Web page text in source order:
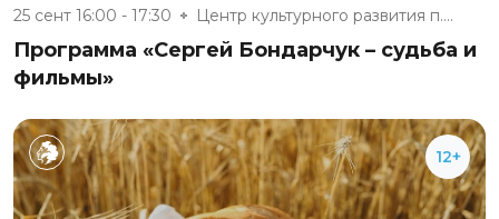
25 сент 16:00 - 17:30 Центр культурного развития п....
Программа «Сергей Бондарчук – судьба и
фильмы»
12+